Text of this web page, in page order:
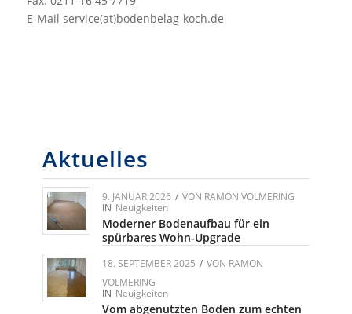
E-Mail service(at)bodenbelag-koch.de
Aktuelles
9. JANUAR 2026 / VON RAMON VOLMERING
IN Neuigkeiten
Moderner Bodenaufbau für ein
spürbares Wohn-Upgrade
18. SEPTEMBER 2025 / VON RAMON
VOLMERING
IN Neuigkeiten
Vom abgenutzten Boden zum echten